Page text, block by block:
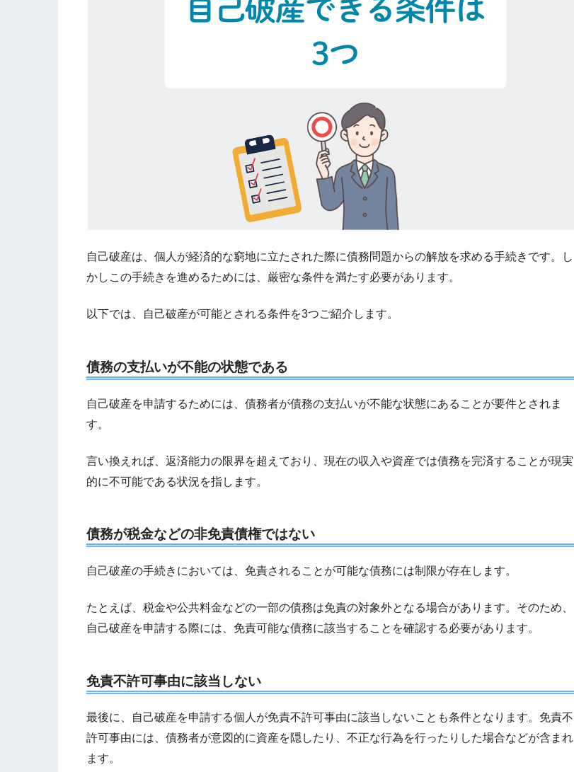
自己破産は、個人が経済的な窮地に立たされた際に債務問題からの解放を求める手続きです。し
かしこの手続きを進めるためには、厳密な条件を満たす必要があります。
以下では、自己破産が可能とされる条件を3つご紹介します。
債務の支払いが不能の状態である
自己破産を申請するためには、債務者が債務の支払いが不能な状態にあることが要件とされま
す。
言い換えれば、返済能力の限界を超えており、現在の収入や資産では債務を完済することが現実
的に不可能である状況を指します。
債務が税金などの非免責債権ではない
自己破産の手続きにおいては、免責されることが可能な債務には制限が存在します。
たとえば、税金や公共料金などの一部の債務は免責の対象外となる場合があります。そのため、
自己破産を申請する際には、免責可能な債務に該当することを確認する必要があります。
免責不許可事由に該当しない
最後に、自己破産を申請する個人が免責不許可事由に該当しないことも条件となります。免責不
許可事由には、債務者が意図的に資産を隠したり、不正な行為を行ったりした場合などが含まれ
ます。